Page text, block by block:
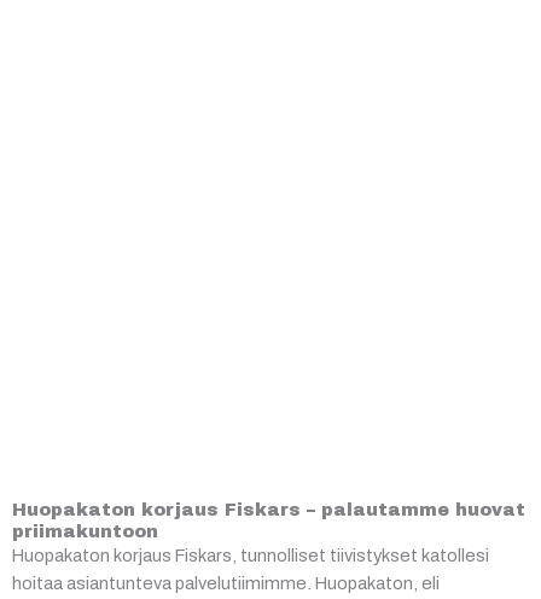
Huopakaton korjaus Fiskars – palautamme huovat
priimakuntoon
Huopakaton korjaus Fiskars, tunnolliset tiivistykset katollesi
hoitaa asiantunteva palvelutiimimme. Huopakaton, eli